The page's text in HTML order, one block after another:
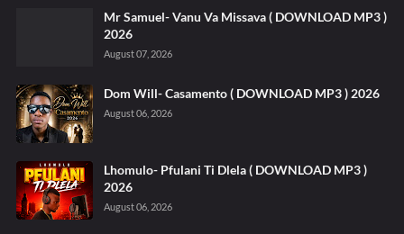
Mr Samuel- Vanu Va Missava ( DOWNLOAD MP3 )
2026
August 07, 2026
Dom Will- Casamento ( DOWNLOAD MP3 ) 2026
August 06, 2026
Lhomulo- Pfulani Ti Dlela ( DOWNLOAD MP3 )
2026
August 06, 2026